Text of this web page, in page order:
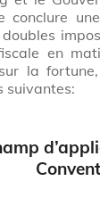
conclure
doubles
en
la
suivantes: